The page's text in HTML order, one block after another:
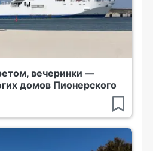
вечеринки —
домов Пионерского